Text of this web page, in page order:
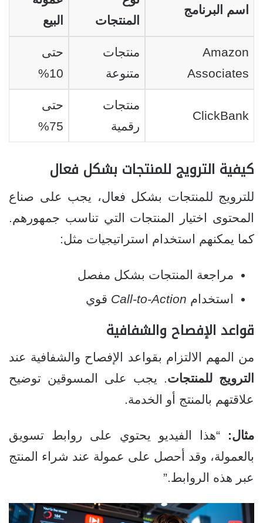
اسم البرنامج
المنتجات
البيع
Amazon
Associates
منتجات
متنوعة
حتى
10%
ClickBank
منتجات
رقمية
حتى
75%
كيفية الترويج للمنتجات بشكل فعال
للترويج للمنتجات بشكل فعال، يجب على صناع
المحتوى اختيار المنتجات التي تناسب جمهورهم.
كما يمكنهم استخدام استراتيجيات مثل:
مراجعة المنتجات بشكل مفصل
استخدام Call-to-Action قوي
قواعد الإفصاح والشفافية
من المهم الالتزام بقواعد الإفصاح والشفافية عند
الترويج للمنتجات. يجب على المسوقين توضيح
علاقتهم بالمنتج أو الخدمة.
مثال: “هذا الفيديو يحتوي على روابط تسويق
بالعمولة، وقد أحصل على عمولة عند شراء المنتج
عبر هذه الروابط.”